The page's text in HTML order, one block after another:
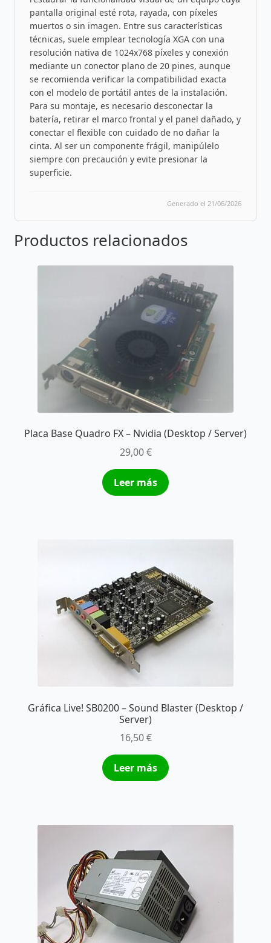
pantalla original esté rota, rayada, con píxeles
muertos o sin imagen. Entre sus características
técnicas, suele emplear tecnología XGA con una
resolución nativa de 1024x768 píxeles y conexión
mediante un conector plano de 20 pines, aunque
se recomienda verificar la compatibilidad exacta
con el modelo de portátil antes de la instalación.
Para su montaje, es necesario desconectar la
batería, retirar el marco frontal y el panel dañado, y
conectar el flexible con cuidado de no dañar la
cinta. Al ser un componente frágil, manipúlelo
siempre con precaución y evite presionar la
superficie.
Generado el 21/06/2026
Productos relacionados
Placa Base Quadro FX – Nvidia (Desktop / Server)
29,00€
Leer más
Gráfica Live! SB0200 – Sound Blaster (Desktop /
Server)
16,50€
Leer más